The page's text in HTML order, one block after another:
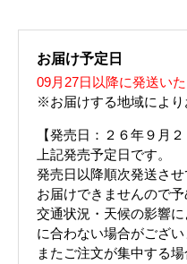
お届け予定日
09月27日以降に発送いた
※お届けする地域により
【発売日：２６年９月２
上記発売予定日です。
発売日以降順次発送さ
お届けできませんので予
交通状況・天候の影響
に合わない場合がござい
またご注文が集中する